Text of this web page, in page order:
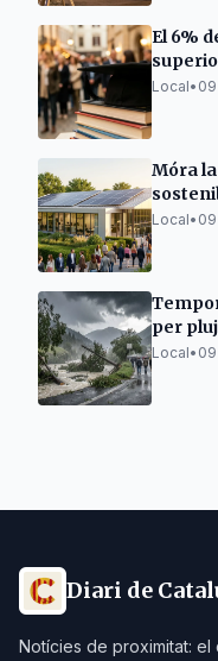
El 6%
Local•
Móra
d'IA
Local•
per
Local•
Diari de
Notícies de proximitat: